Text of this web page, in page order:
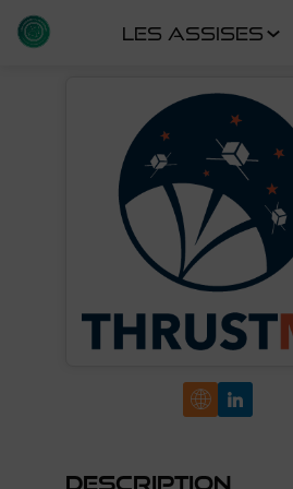
LES ASSISES
Description